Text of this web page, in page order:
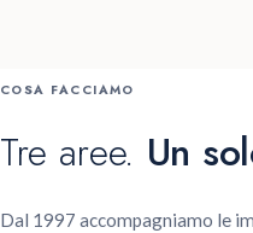
COSA FACCIAMO
Tre aree. Un
Dal 1997 accompagniamo le